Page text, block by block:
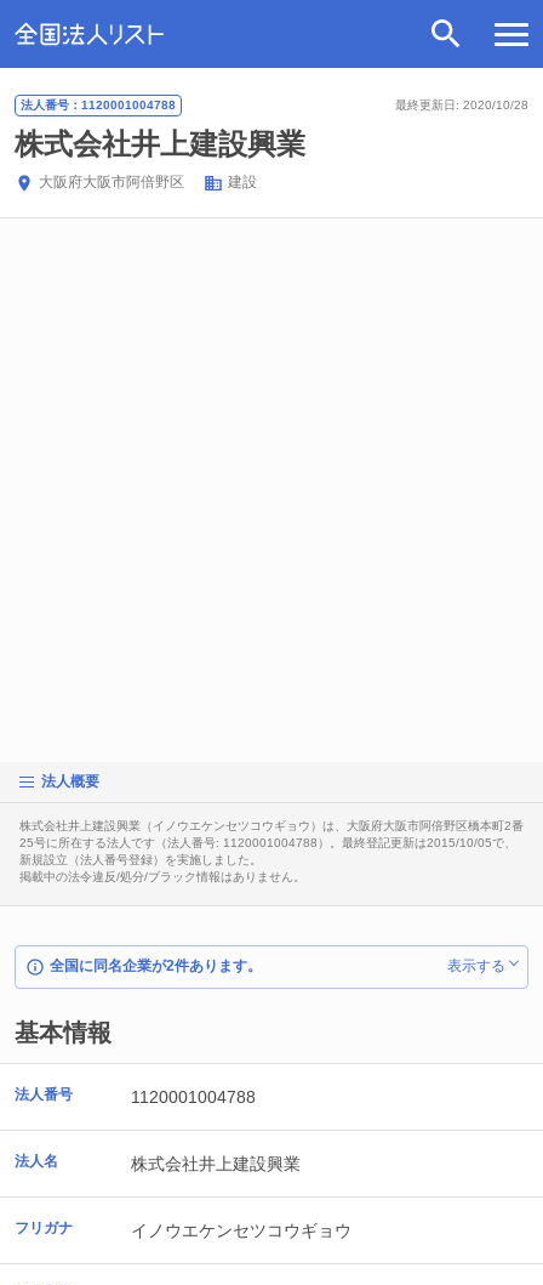
最終更新日: 2020/10/28
法人番号：1120001004788
株式会社井上建設興業
大阪府大阪市阿倍野区 建設
法人概要
株式会社井上建設興業（イノウエケンセツコウギョウ）は、大阪府大阪市阿倍野区橋本町2番
25号に所在する法人です（法人番号: 1120001004788）。最終登記更新は2015/10/05で、
新規設立（法人番号登録）を実施しました。
掲載中の法令違反/処分/ブラック情報はありません。
全国に同名企業が2件あります。 表示する
基本情報
法人番号 1120001004788
法人名 株式会社井上建設興業
フリガナ イノウエケンセツコウギョウ